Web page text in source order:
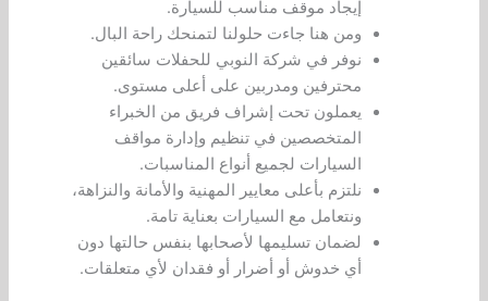
إيجاد موقف مناسب للسيارة.
ومن هنا جاءت حلولنا لتمنحك راحة البال.
نوفر في شركة النوبي للحفلات سائقين
محترفين ومدربين على أعلى مستوى.
يعملون تحت إشراف فريق من الخبراء
المتخصصين في تنظيم وإدارة مواقف
السيارات لجميع أنواع المناسبات.
نلتزم بأعلى معايير المهنية والأمانة والنزاهة،
ونتعامل مع السيارات بعناية تامة.
لضمان تسليمها لأصحابها بنفس حالتها دون
أي خدوش أو أضرار أو فقدان لأي متعلقات.